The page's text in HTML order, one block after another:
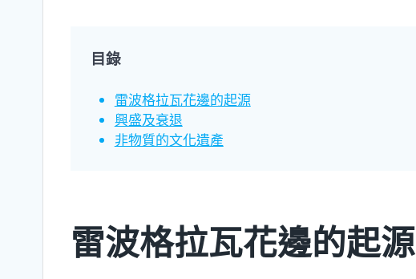
目錄
雷波格拉瓦花邊的起源
興盛及衰退
非物質的文化遺產
雷波格拉瓦花邊的起源